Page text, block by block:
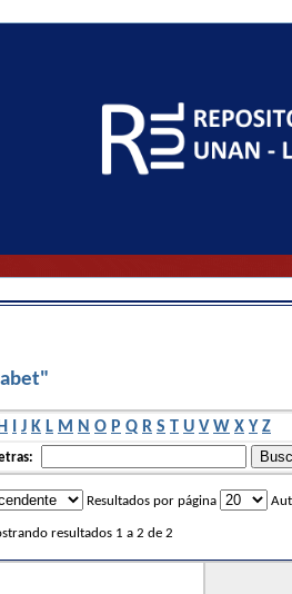
I J K L M N O P Q R S T U V W X Y Z
Resultados por página
resultados 1 a 2 de 2